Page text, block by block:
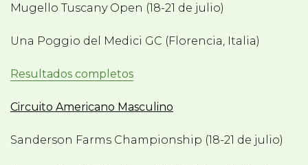
Mugello Tuscany Open (18-21 de julio)
Una Poggio del Medici GC (Florencia, Italia)
Resultados completos
Circuito Americano Masculino
Sanderson Farms Championship (18-21 de julio)